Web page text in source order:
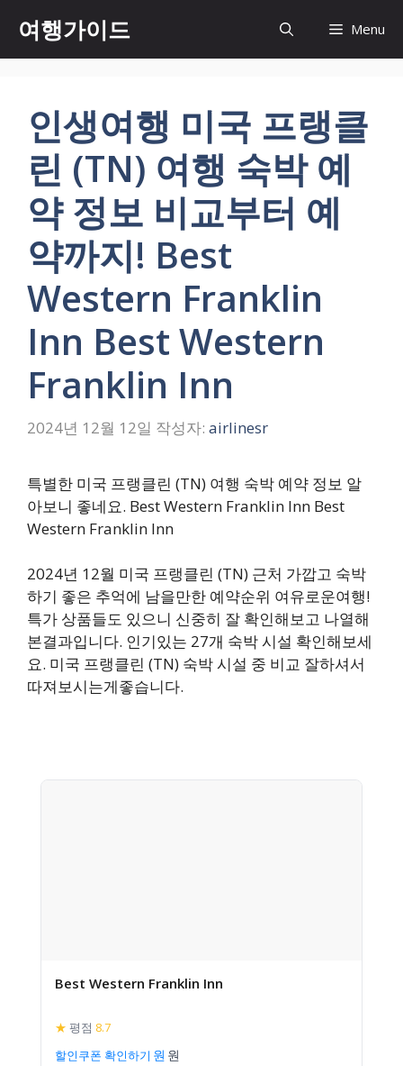
츠
여행가이드 Menu
인생여행 미국 프랭클
린 (TN) 여행 숙박 예
약 정보 비교부터 예
약까지! Best
Western Franklin
Inn Best Western
Franklin Inn
2024년 12월 12일 작성자: airlinesr
특별한 미국 프랭클린 (TN) 여행 숙박 예약 정보 알
아보니 좋네요. Best Western Franklin Inn Best
Western Franklin Inn
2024년 12월 미국 프랭클린 (TN) 근처 가깝고 숙박
하기 좋은 추억에 남을만한 예약순위 여유로운여행!
특가 상품들도 있으니 신중히 잘 확인해보고 나열해
본결과입니다. 인기있는 27개 숙박 시설 확인해보세
요. 미국 프랭클린 (TN) 숙박 시설 중 비교 잘하셔서
따져보시는게좋습니다.
Best Western Franklin Inn
★ 평점 8.7
할인쿠폰 확인하기